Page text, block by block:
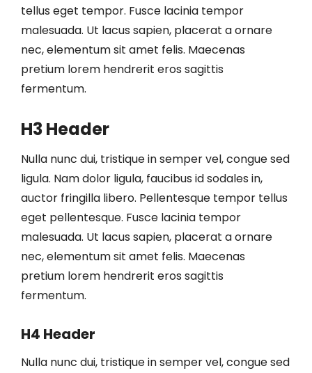
tellus eget tempor. Fusce lacinia tempor
malesuada. Ut lacus sapien, placerat a ornare
nec, elementum sit amet felis. Maecenas
pretium lorem hendrerit eros sagittis
fermentum.
H3 Header
Nulla nunc dui, tristique in semper vel, congue sed
ligula. Nam dolor ligula, faucibus id sodales in,
auctor fringilla libero. Pellentesque tempor tellus
eget pellentesque. Fusce lacinia tempor
malesuada. Ut lacus sapien, placerat a ornare
nec, elementum sit amet felis. Maecenas
pretium lorem hendrerit eros sagittis
fermentum.
H4 Header
Nulla nunc dui, tristique in semper vel, congue sed